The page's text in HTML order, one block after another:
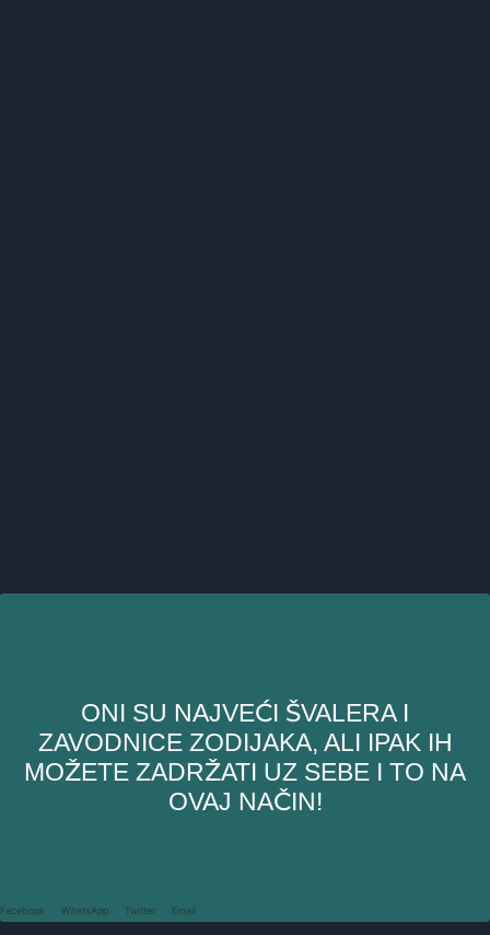
ONI SU NAJVEĆI ŠVALERA I
ZAVODNICE ZODIJAKA, ALI IPAK IH
MOŽETE ZADRŽATI UZ SEBE I TO NA
OVAJ NAČIN!
Facebook WhatsApp Twitter Email